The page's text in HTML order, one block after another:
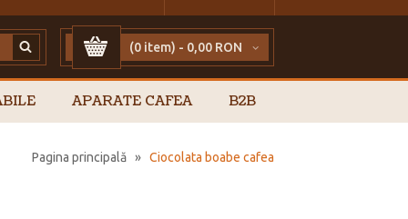
(0 item) - 0,00 RON
APARATE CAFEA B2B
Pagina principală » Ciocolata boabe cafea